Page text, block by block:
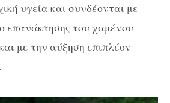
υγεία και συνδέονται με
επανάκτησης του χαμένου
με την αύξηση επιπλέον